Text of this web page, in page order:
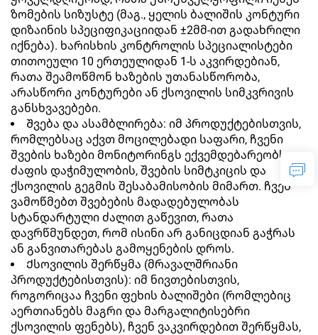
ზომების სიზუსტე (მაგ., ყელის ბალიშის კონტური
დიზაინის სპეციფიკაციიდან ±2მმ-ით გადახრილი
იქნება). ხარისხის კონტროლის სპეციალისტები
თითოეული 10 ერთეულიდან 1-ს აკვირდებიან,
რათა შეამოწმონ ხაზების უთანასწორობა,
არასწორი კონტურები ან ქსოვილის სიმკვრივის
განსხვავებები.
Შვება და ასამბლირება: იმ პროდუქტებისთვის,
რომლებსაც აქვთ მოცილებადი საფარი, ჩვენი
შვების ხაზები მონიტორინგს ექვემდებარეობს
ძაფის დაჭიმულობის, შვების სიმტკიცის და
ქსოვილის გეგმის შესაბამისობის მიმართ. ჩვენ
ვამოწმებთ შვებების მადადებულობას
სტანდარტული ძალით გაწევით, რათა
დავრწმუნდეთ, რომ ისინი არ განიცდიან გაჭრას
ან განვითარებას გამოყენების დროს.
Ქსოვილის შერწყმა (მრავალშრიანი
პროდუქტებისთვის): იმ ნივთებისთვის,
როგორიცაა ჩვენი ფეხის ბალიშები (რომლებიც
აერთიანებს მაგრი და მარგალიტისებრი
ქსოვილის ფენებს), ჩვენ ვაკვირდებით შერწყმას,